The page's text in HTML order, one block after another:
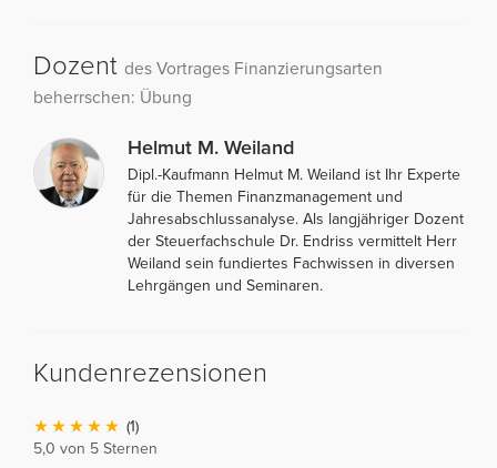
Dozent des Vortrages Finanzierungsarten
beherrschen: Übung
Helmut M. Weiland
Dipl.-Kaufmann Helmut M. Weiland ist Ihr Experte
für die Themen Finanzmanagement und
Jahresabschlussanalyse. Als langjähriger Dozent
der Steuerfachschule Dr. Endriss vermittelt Herr
Weiland sein fundiertes Fachwissen in diversen
Lehrgängen und Seminaren.
Kundenrezensionen
(1)
5,0 von 5 Sternen